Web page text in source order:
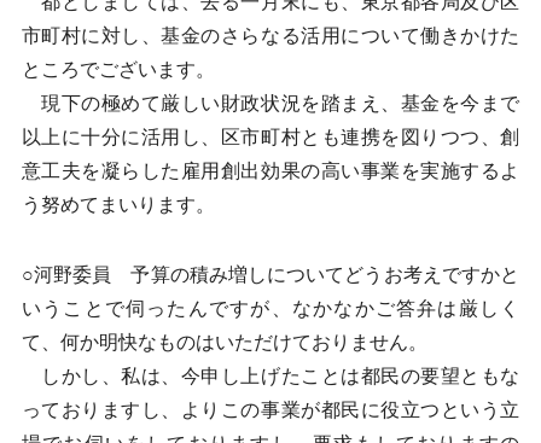
市町村に対し、基金のさらなる活用について働きかけた
ところでございます。
現下の極めて厳しい財政状況を踏まえ、基金を今まで
以上に十分に活用し、区市町村とも連携を図りつつ、創
意工夫を凝らした雇用創出効果の高い事業を実施するよ
う努めてまいります。
○河野委員 予算の積み増しについてどうお考えですかと
いうことで伺ったんですが、なかなかご答弁は厳しく
て、何か明快なものはいただけておりません。
しかし、私は、今申し上げたことは都民の要望ともな
っておりますし、よりこの事業が都民に役立つという立